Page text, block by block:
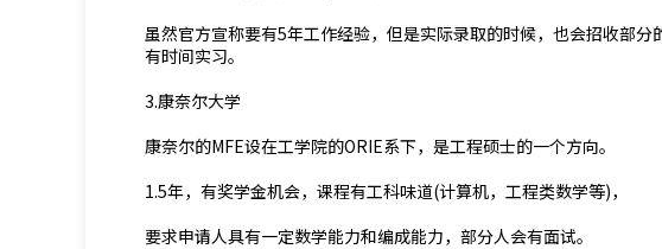
虽然官方宣称要有5年工作经验，但是实际录取的时候，也会招收部
有时间实习。
3.康奈尔大学
康奈尔的MFE设在工学院的ORIE系下，是工程硕士的一个方向。
1.5年，有奖学金机会，课程有工科味道(计算机，工程类数学等)，
要求申请人具有一定数学能力和编成能力，部分人会有面试。